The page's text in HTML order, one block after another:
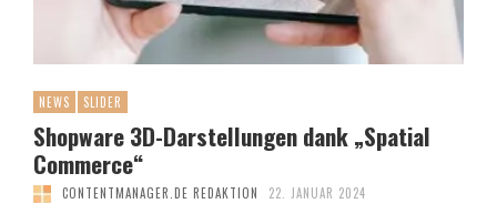
NEWS SLIDER
Shopware 3D-Darstellungen dank „Spatial
Commerce“
CONTENTMANAGER.DE REDAKTION 22. JANUAR 2024